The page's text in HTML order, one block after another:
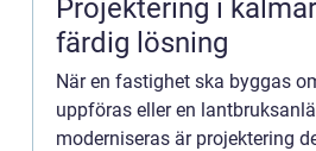
Projektering i kalmar från idé till
färdig lösning
När en fastighet ska byggas
uppföras eller en
moderniseras är projektering